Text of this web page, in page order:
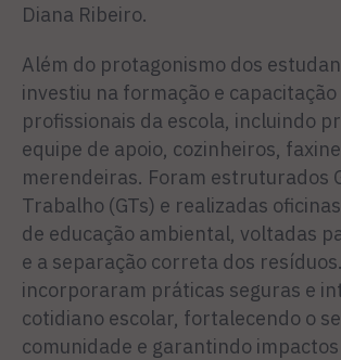
Diana Ribeiro.
Além do protagonismo dos
investiu na formação e capacitação
profissionais da escola, incluindo
equipe de apoio, cozinheiros,
merendeiras. Foram estruturados
Trabalho (GTs) e realizadas
de educação ambiental, voltadas
e a separação correta dos
incorporaram práticas seguras e
cotidiano escolar, fortalecendo o
comunidade e garantindo